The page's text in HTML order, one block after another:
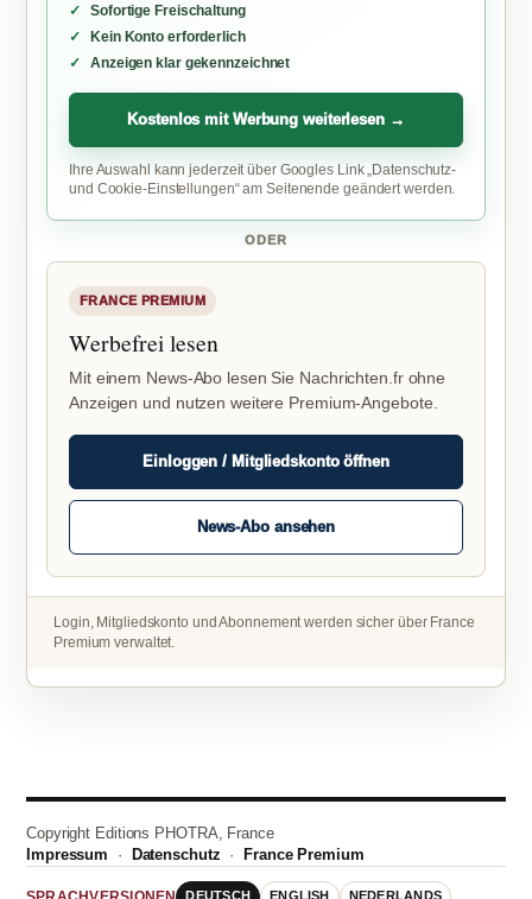
Sofortige Freischaltung
Kein Konto erforderlich
Anzeigen klar gekennzeichnet
Kostenlos mit Werbung weiterlesen →
Ihre Auswahl kann jederzeit über Googles Link „Datenschutz-
und Cookie-Einstellungen“ am Seitenende geändert werden.
ODER
FRANCE PREMIUM
Werbefrei lesen
Mit einem News-Abo lesen Sie Nachrichten.fr ohne
Anzeigen und nutzen weitere Premium-Angebote.
Einloggen / Mitgliedskonto öffnen
News-Abo ansehen
Login, Mitgliedskonto und Abonnement werden sicher über France
Premium verwaltet.
Copyright Editions PHOTRA, France
Impressum · Datenschutz · France Premium
DEUTSCH ENGLISH NEDERLANDS